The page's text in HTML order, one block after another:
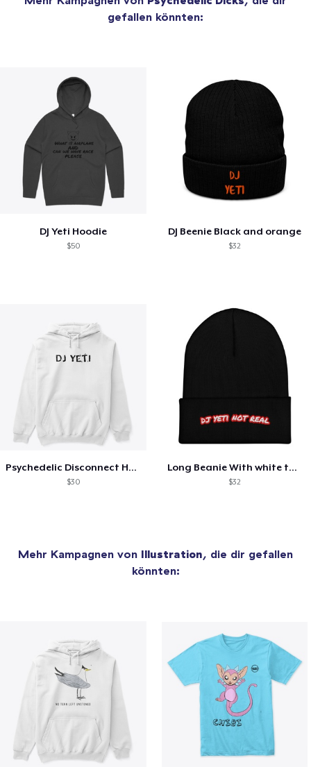
gefallen könnten:
DJ Yeti Hoodie
$50
DJ Beenie Black and orange
$32
Psychedelic Disconnect Hoodie
$30
Long Beanie With white text
$32
Mehr Kampagnen von Illustration, die dir gefallen
könnten: